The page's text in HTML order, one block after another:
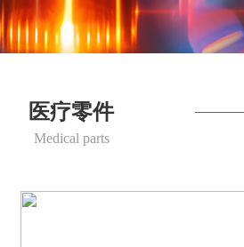
医疗零件
Medical parts